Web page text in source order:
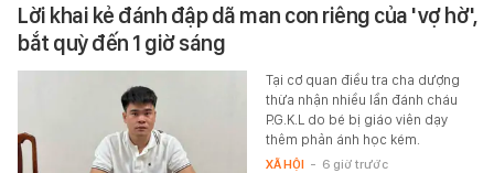
Lời khai kẻ đánh đập dã man con riêng của 'vợ hờ',
bắt quỳ đến 1 giờ sáng
Tại cơ quan điều tra cha dượng
thừa nhận nhiều lần đánh cháu
P.G.K.L do bé bị giáo viên dạy
thêm phản ánh học kém.
XÃ HỘI - 6 giờ trước